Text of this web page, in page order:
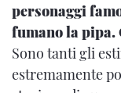
personaggi
fumano la pipa.
Sono tanti gli
estremamente